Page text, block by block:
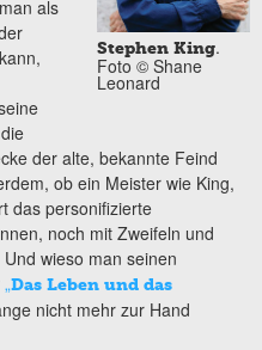
Stephen King.
Foto © Shane
Leonard
als
der alte, bekannte Feind
ob ein Meister wie King,
das personifizierte
noch mit Zweifeln und
wieso man seinen
„Das Leben und das
nicht mehr zur Hand